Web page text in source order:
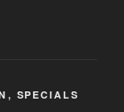
, SPECIALS